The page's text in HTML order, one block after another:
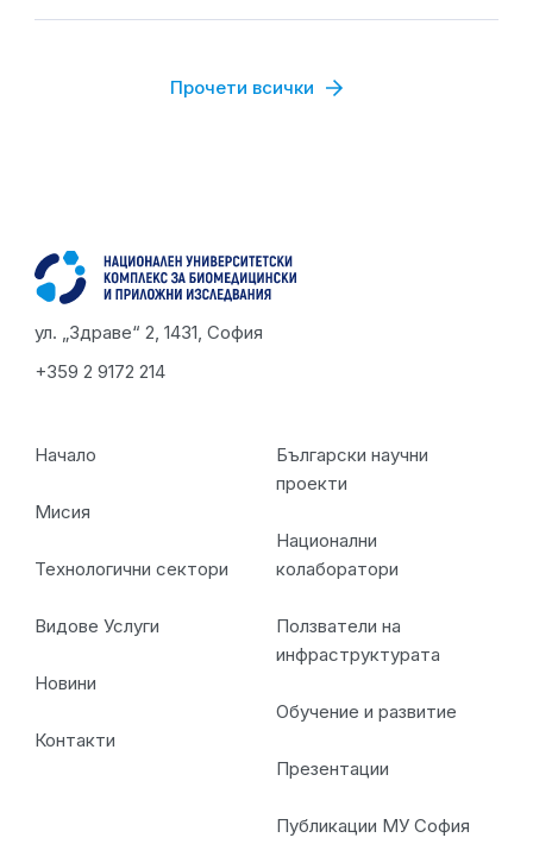
Прочети всички
ул. „Здраве“ 2, 1431, София
+359 2 9172 214
Начало
Мисия
Технологични сектори
Видове Услуги
Новини
Контакти
Български научни
проекти
Национални
колаборатори
Ползватели на
инфраструктурата
Обучение и развитие
Презентации
Публикации МУ София